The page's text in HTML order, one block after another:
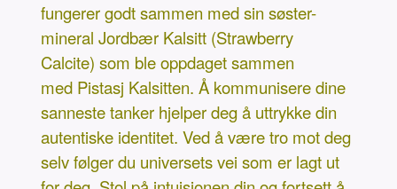
fungerer godt sammen med sin søster-
mineral Jordbær Kalsitt (Strawberry
Calcite) som ble oppdaget sammen
med Pistasj Kalsitten. Å kommunisere dine
sanneste tanker hjelper deg å uttrykke din
autentiske identitet. Ved å være tro mot deg
selv følger du universets vei som er lagt ut